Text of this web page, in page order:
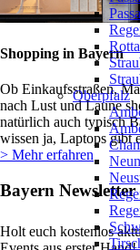
Shopping in Bayern
Ob Einkaufsstraßen,
nach Lust und Laune
natürlich auch typisch
wissen ja, Laptops gibt
> Mehr erfahren
Bayern Newsletter
Holt euch kostenlos
Oberpfalz